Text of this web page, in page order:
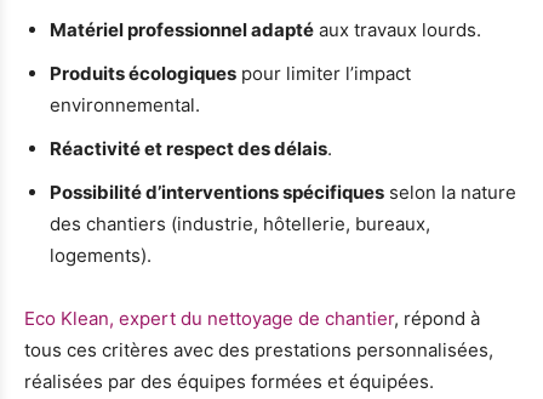
Matériel professionnel adapté aux travaux lourds.
Produits écologiques pour limiter l’impact
environnemental.
Réactivité et respect des délais.
Possibilité d’interventions spécifiques selon la nature
des chantiers (industrie, hôtellerie, bureaux,
logements).
Eco Klean, expert du nettoyage de chantier, répond à
tous ces critères avec des prestations personnalisées,
réalisées par des équipes formées et équipées.